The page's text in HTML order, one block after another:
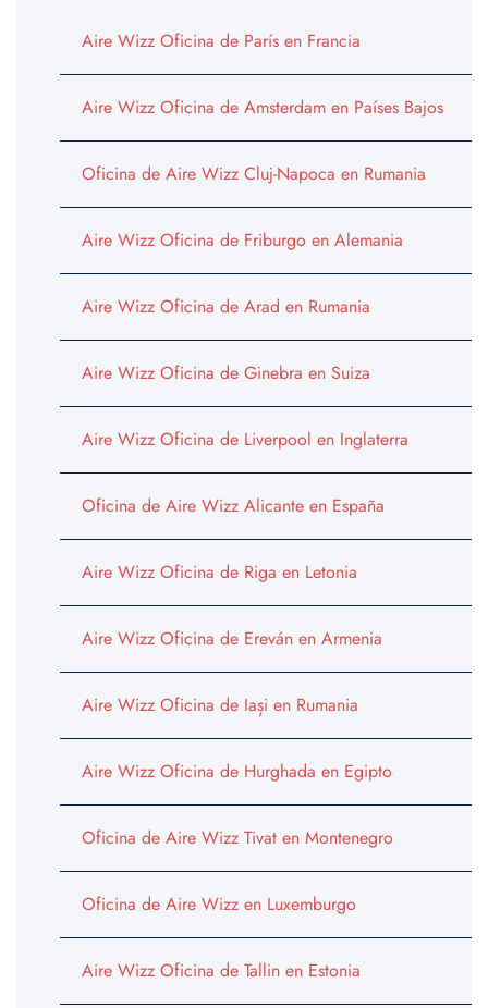
Aire Wizz Oficina de París en Francia
Aire Wizz Oficina de Amsterdam en Países Bajos
Oficina de Aire Wizz Cluj-Napoca en Rumania
Aire Wizz Oficina de Friburgo en Alemania
Aire Wizz Oficina de Arad en Rumania
Aire Wizz Oficina de Ginebra en Suiza
Aire Wizz Oficina de Liverpool en Inglaterra
Oficina de Aire Wizz Alicante en España
Aire Wizz Oficina de Riga en Letonia
Aire Wizz Oficina de Ereván en Armenia
Aire Wizz Oficina de Iași en Rumania
Aire Wizz Oficina de Hurghada en Egipto
Oficina de Aire Wizz Tivat en Montenegro
Oficina de Aire Wizz en Luxemburgo
Aire Wizz Oficina de Tallin en Estonia